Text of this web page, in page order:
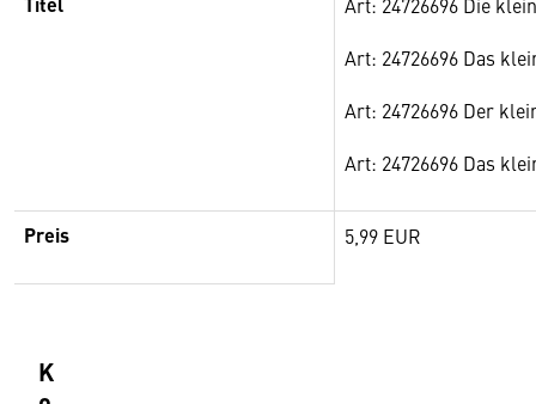
Art: 24726696 Das
Art: 24726696 Der
Art: 24726696 Das
Preis 5,99 EUR
K